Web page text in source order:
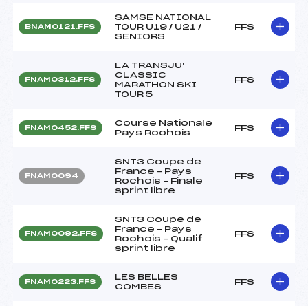
BNAM0121.FFS
SAMSE NATIONAL
TOUR U19 / U21 /
SENIORS
FFS
FNAM0312.FFS
LA TRANSJU'
CLASSIC
MARATHON SKI
TOUR 5
FFS
FNAM0452.FFS
Course Nationale
Pays Rochois
FFS
FNAM0094
SNT3 Coupe de
France – Pays
Rochois – Finale
sprint libre
FFS
FNAM0092.FFS
SNT3 Coupe de
France – Pays
Rochois – Qualif
sprint libre
FFS
FNAM0223.FFS
LES BELLES
COMBES
FFS